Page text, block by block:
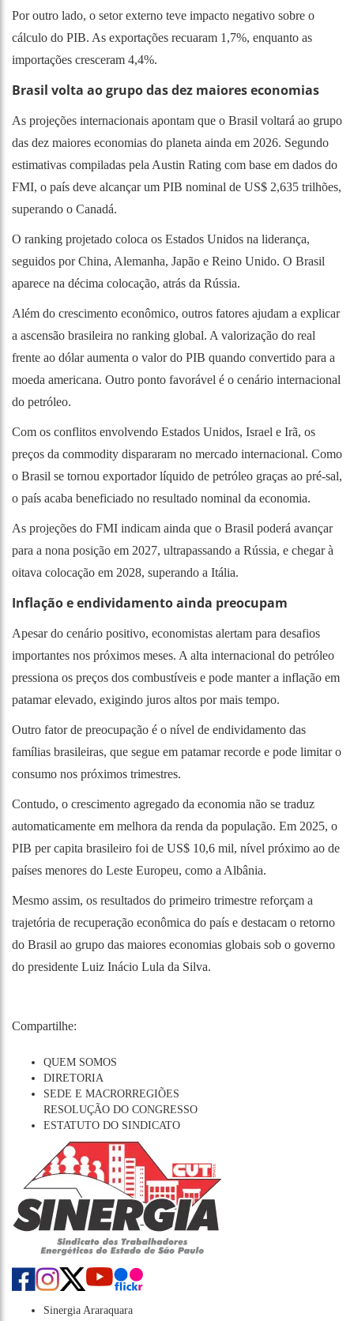
Por outro lado, o setor externo teve impacto negativo sobre o
cálculo do PIB. As exportações recuaram 1,7%, enquanto as
importações cresceram 4,4%.
Brasil volta ao grupo das dez maiores economias
As projeções internacionais apontam que o Brasil voltará ao grupo
das dez maiores economias do planeta ainda em 2026. Segundo
estimativas compiladas pela Austin Rating com base em dados do
FMI, o país deve alcançar um PIB nominal de US$ 2,635 trilhões,
superando o Canadá.
O ranking projetado coloca os Estados Unidos na liderança,
seguidos por China, Alemanha, Japão e Reino Unido. O Brasil
aparece na décima colocação, atrás da Rússia.
Além do crescimento econômico, outros fatores ajudam a explicar
a ascensão brasileira no ranking global. A valorização do real
frente ao dólar aumenta o valor do PIB quando convertido para a
moeda americana. Outro ponto favorável é o cenário internacional
do petróleo.
Com os conflitos envolvendo Estados Unidos, Israel e Irã, os
preços da commodity dispararam no mercado internacional. Como
o Brasil se tornou exportador líquido de petróleo graças ao pré-sal,
o país acaba beneficiado no resultado nominal da economia.
As projeções do FMI indicam ainda que o Brasil poderá avançar
para a nona posição em 2027, ultrapassando a Rússia, e chegar à
oitava colocação em 2028, superando a Itália.
Inflação e endividamento ainda preocupam
Apesar do cenário positivo, economistas alertam para desafios
importantes nos próximos meses. A alta internacional do petróleo
pressiona os preços dos combustíveis e pode manter a inflação em
patamar elevado, exigindo juros altos por mais tempo.
Outro fator de preocupação é o nível de endividamento das
famílias brasileiras, que segue em patamar recorde e pode limitar o
consumo nos próximos trimestres.
Contudo, o crescimento agregado da economia não se traduz
automaticamente em melhora da renda da população. Em 2025, o
PIB per capita brasileiro foi de US$ 10,6 mil, nível próximo ao de
países menores do Leste Europeu, como a Albânia.
Mesmo assim, os resultados do primeiro trimestre reforçam a
trajetória de recuperação econômica do país e destacam o retorno
do Brasil ao grupo das maiores economias globais sob o governo
do presidente Luiz Inácio Lula da Silva.
Compartilhe:
QUEM SOMOS
DIRETORIA
SEDE E MACRORREGIÕES
RESOLUÇÃO DO CONGRESSO
ESTATUTO DO SINDICATO
Sinergia Araraquara